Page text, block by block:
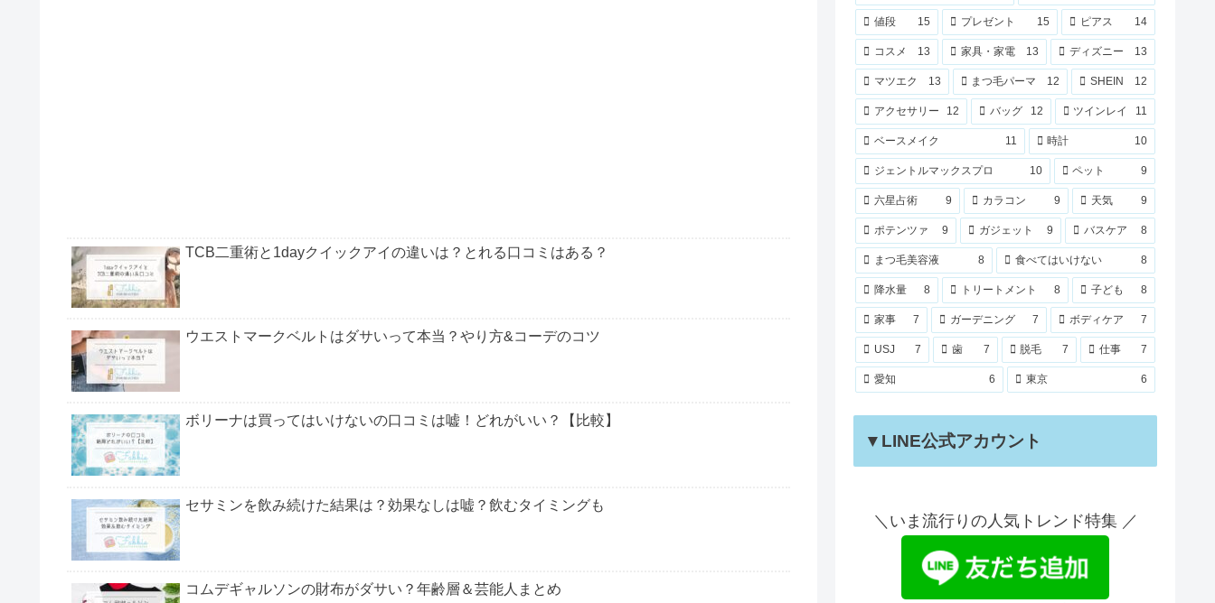
TCB二重術と1dayクイックアイの違いは？とれる口コミはある？
ウエストマークベルトはダサいって本当？やり方&コーデのコツ
ボリーナは買ってはいけないの口コミは嘘！どれがいい？【比較】
セサミンを飲み続けた結果は？効果なしは嘘？飲むタイミングも
コムデギャルソンの財布がダサい？年齢層＆芸能人まとめ
値段 15 プレゼント 15 ピアス 14
コスメ 13 家具・家電 13 ディズニー 13
マツエク 13 まつ毛パーマ 12 SHEIN 12
アクセサリー 12 バッグ 12 ツインレイ 11
ベースメイク 11 時計 10
ジェントルマックスプロ 10 ペット 9
六星占術 9 カラコン 9 天気 9
ポテンツァ 9 ガジェット 9 バスケア 8
まつ毛美容液 8 食べてはいけない 8
降水量 8 トリートメント 8 子ども 8
家事 7 ガーデニング 7 ボディケア 7
USJ 7 歯 7 脱毛 7 仕事 7
愛知 6 東京 6
▼LINE公式アカウント
＼いま流行りの人気トレンド特集 ／